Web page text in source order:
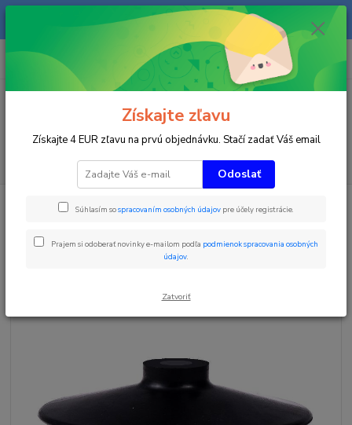
Na našom eshope sa priebežne pracuje a tovar sa priebežne dopĺňa. radi
Vás obslúžime i telefonicky na +421 911 906 066.
+421903906066
(Po-Pia, 9-16 hod.)
Časomiery
Freelap Space unit base
Freelap Space unit base
Získajte zľavu
Získajte 4 EUR zľavu na prvú objednávku. Stačí zadať Váš email
Odoslať
Súhlasím sospracovaním osobných údajov pre účely registrácie.
Prajem si odoberať novinky e-mailom podľa podmienok spracovania osobných
údajov
Zatvoriť